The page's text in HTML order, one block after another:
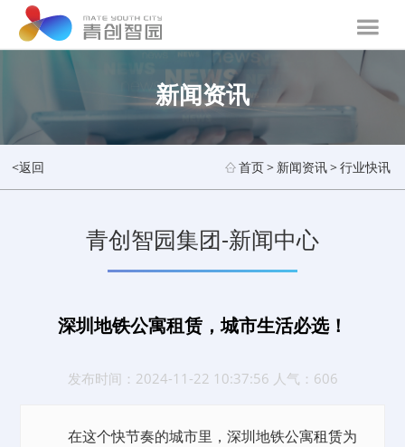
新闻资讯
<返回 首页> 新闻资讯>行业快讯
青创智园集团-新闻中心
深圳地铁公寓租赁，城市生活必选！
发布时间：2024-11-22 10:37:56 人气：606
在这个快节奏的城市里，深圳地铁公寓租赁为